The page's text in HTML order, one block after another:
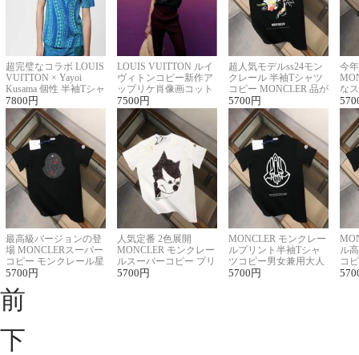
超完璧なコラボ LOUIS
VUITTON × Yayoi
Kusama 個性 半袖Tシャ
ツコピー男女兼用
7800 円
LOUIS VUITTON ルイ
ヴィトンコピー新作ア
ップリケ肖像画コット
ンニット半袖Tシャツ
7500 円
超人気モデルss24モン
クレール 半袖Tシャツ
コピー MONCLER 品が
良く見た目
5700 円
今
な
ル
最高級バージョンの登
場 MONCLERスーパー
コピー モンクレール星
座半袖Tシャツ
5700 円
人気定番 2色展開
MONCLER モンクレー
ルスーパーコピー プリ
ント半袖Tシャツ
5700 円
MONCLER モンクレー
ルプリント半袖Tシャ
ツコピー男女兼用大人
可愛い春夏コーデ
5700 円
ル
コ
ィ
前
下